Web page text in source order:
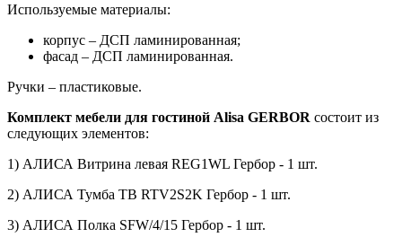
Используемые материалы:
корпус – ДСП ламинированная;
фасад – ДСП ламинированная.
Ручки – пластиковые.
Комплект мебели для гостиной Alisa GERBOR состоит из
следующих элементов:
1) АЛИСА Витрина левая REG1WL Гербор - 1 шт.
2) АЛИСА Тумба ТВ RTV2S2K Гербор - 1 шт.
3) АЛИСА Полка SFW/4/15 Гербор - 1 шт.